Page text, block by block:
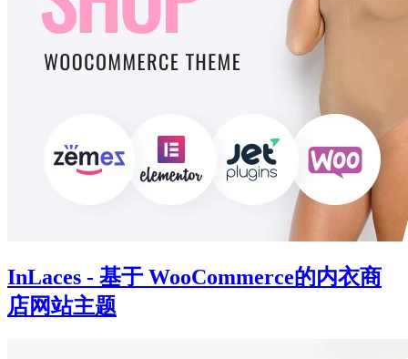
InLaces - 基于 WooCommerce的内衣商
店网站主题